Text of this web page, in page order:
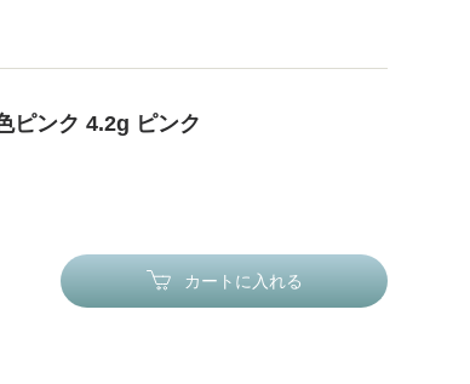
ンク 4.2g ピンク
カートに入れる